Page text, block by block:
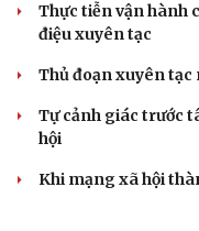
Đại biểu Quốc hội:
phải có “hàng rào”
Đề xuất tăng tuổi
từng vị trí
Đại tướng Phan Văn
định danh để bảo vệ